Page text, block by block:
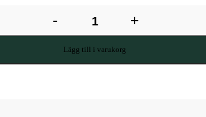
- +
Lägg till i varukorg